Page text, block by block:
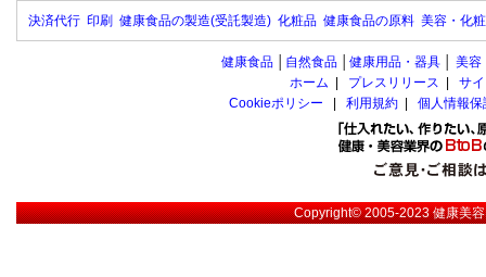
決済代行 印刷 健康食品の製造(受託製造) 化粧品 健康食品の原料 美容・化
健康食品 自然食品 健康用品・器具 美容
ホーム
プレスリリース
サ
Cookieポリシー
利用規約 個人情報
Copyright© 2005-2023健康美